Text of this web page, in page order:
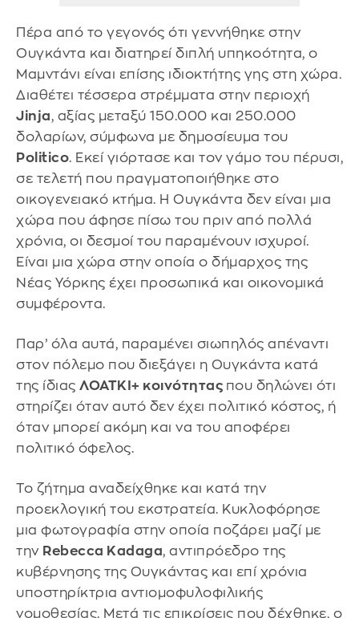
Πέρα από το γεγονός ότι γεννήθηκε στην
Ουγκάντα και διατηρεί διπλή υπηκοότητα, ο
Μαμντάνι είναι επίσης ιδιοκτήτης γης στη χώρα.
Διαθέτει τέσσερα στρέμματα στην περιοχή
Jinja, αξίας μεταξύ 150.000 και 250.000
δολαρίων, σύμφωνα με δημοσίευμα του
Politico. Εκεί γιόρτασε και τον γάμο του πέρυσι,
σε τελετή που πραγματοποιήθηκε στο
οικογενειακό κτήμα. Η Ουγκάντα δεν είναι μια
χώρα που άφησε πίσω του πριν από πολλά
χρόνια, oι δεσμοί του παραμένουν ισχυροί.
Είναι μια χώρα στην οποία ο δήμαρχος της
Νέας Υόρκης έχει προσωπικά και οικονομικά
συμφέροντα.
Παρ’ όλα αυτά, παραμένει σιωπηλός απέναντι
στον πόλεμο που διεξάγει η Ουγκάντα κατά
της ίδιας ΛΟΑΤΚΙ+ κοινότητας που δηλώνει ότι
στηρίζει όταν αυτό δεν έχει πολιτικό κόστος, ή
όταν μπορεί ακόμη και να του αποφέρει
πολιτικό όφελος.
Το ζήτημα αναδείχθηκε και κατά την
προεκλογική του εκστρατεία. Κυκλοφόρησε
μια φωτογραφία στην οποία ποζάρει μαζί με
την Rebecca Kadaga, αντιπρόεδρο της
κυβέρνησης της Ουγκάντας και επί χρόνια
υποστηρίκτρια αντιομοφυλοφιλικής
νομοθεσίας. Μετά τις επικρίσεις που δέχθηκε, ο